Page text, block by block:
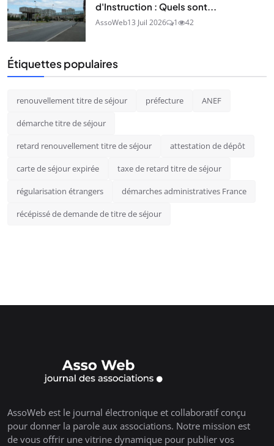
d'Instruction : Quels sont...
AssoWeb13 Juil 2026 1 42
Étiquettes populaires
renouvellement titre de séjour préfecture ANEF
démarche titre de séjour
retard renouvellement titre de séjour attestation de dépôt
carte de séjour expirée taxe de retard titre de séjour
régularisation étrangers démarches administratives France
récépissé de demande de titre de séjour
AssoWeb est le journal électronique et collaboratif conçu
pour donner la parole aux associations. Notre mission est
de vous offrir une vitrine dynamique pour publier vos